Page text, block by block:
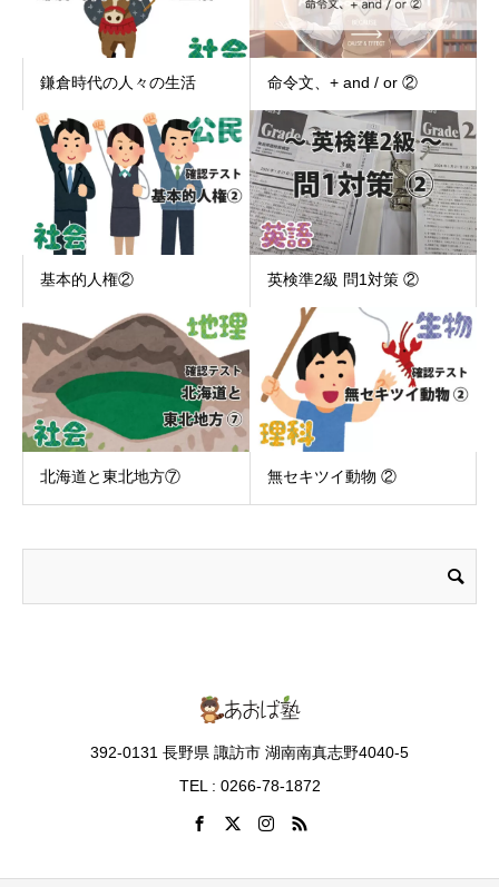
鎌倉時代の人々の生活 命令文、+ and / or ②
基本的人権② 英検準2級 問1対策 ②
北海道と東北地方⑦ 無セキツイ動物 ②
392-0131 長野県 諏訪市 湖南南真志野4040-5
TEL : 0266-78-1872